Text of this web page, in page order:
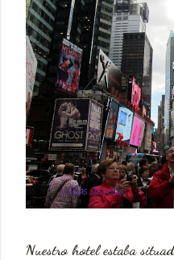
Nuestro hotel estaba